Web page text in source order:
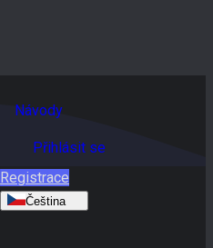
Návody
Přihlásit se
Registrace
Čeština